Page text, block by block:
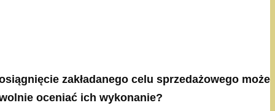
zakładanego celu sprzedażowego może
oceniać ich wykonanie?